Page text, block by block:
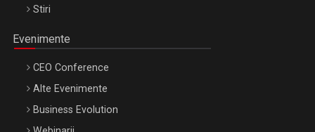
Stiri
Evenimente
CEO Conference
Alte Evenimente
Business Evolution